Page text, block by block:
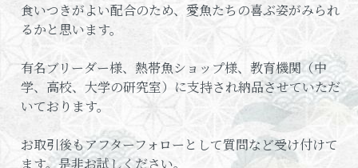
食いつきがよい配合のため、愛魚たちの喜ぶ姿がみられ
るかと思います。
有名ブリーダー様、熱帯魚ショップ様、教育機関（中
学、高校、大学の研究室）に支持され納品させていただ
いております。
お取引後もアフターフォローとして質問など受け付けて
ます。是非お試しください。